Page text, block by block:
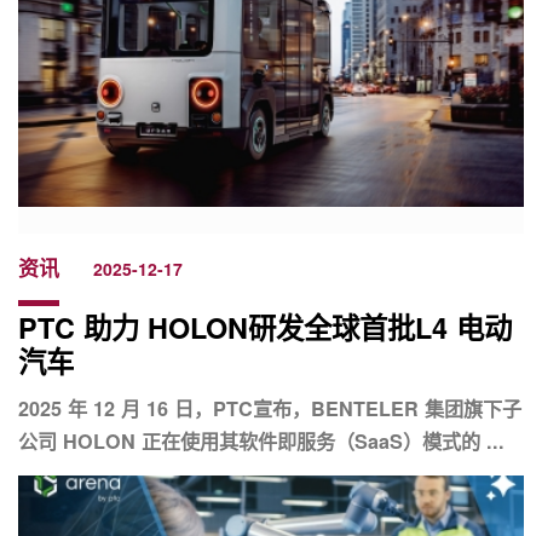
资讯 2025-12-17
PTC 助力 HOLON研发全球首批L4 电动
汽车
2025 年 12 月 16 日，PTC宣布，BENTELER 集团旗下子
公司 HOLON 正在使用其软件即服务（SaaS）模式的 ...